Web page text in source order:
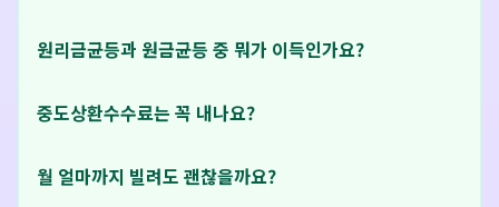
원리금균등과 원금균등 중 뭐가 이득인가요?
중도상환수수료는 꼭 내나요?
월 얼마까지 빌려도 괜찮을까요?